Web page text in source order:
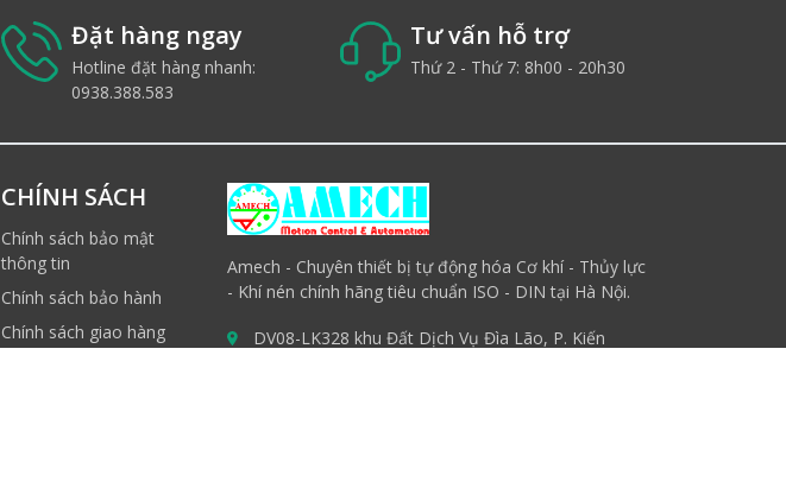
Đặt hàng ngay
Hotline đặt hàng nhanh:
0938.388.583
Tư vấn hỗ trợ
Thứ 2 - Thứ 7: 8h00 - 20h30
CHÍNH SÁCH
Chính sách bảo mật
thông tin
Chính sách bảo hành
Chính sách giao hàng
Amech - Chuyên thiết bị tự động hóa Cơ khí - Thủy lực
- Khí nén chính hãng tiêu chuẩn ISO - DIN tại Hà Nội.
DV08-LK328 khu Đất Dịch Vụ Đìa Lão, P. Kiến